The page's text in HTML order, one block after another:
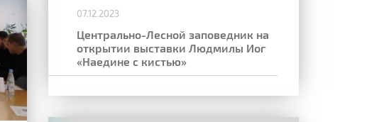
07.12.2023
Центрально-Лесной заповедник на
открытии выставки Людмилы Иог
«Наедине с кистью»